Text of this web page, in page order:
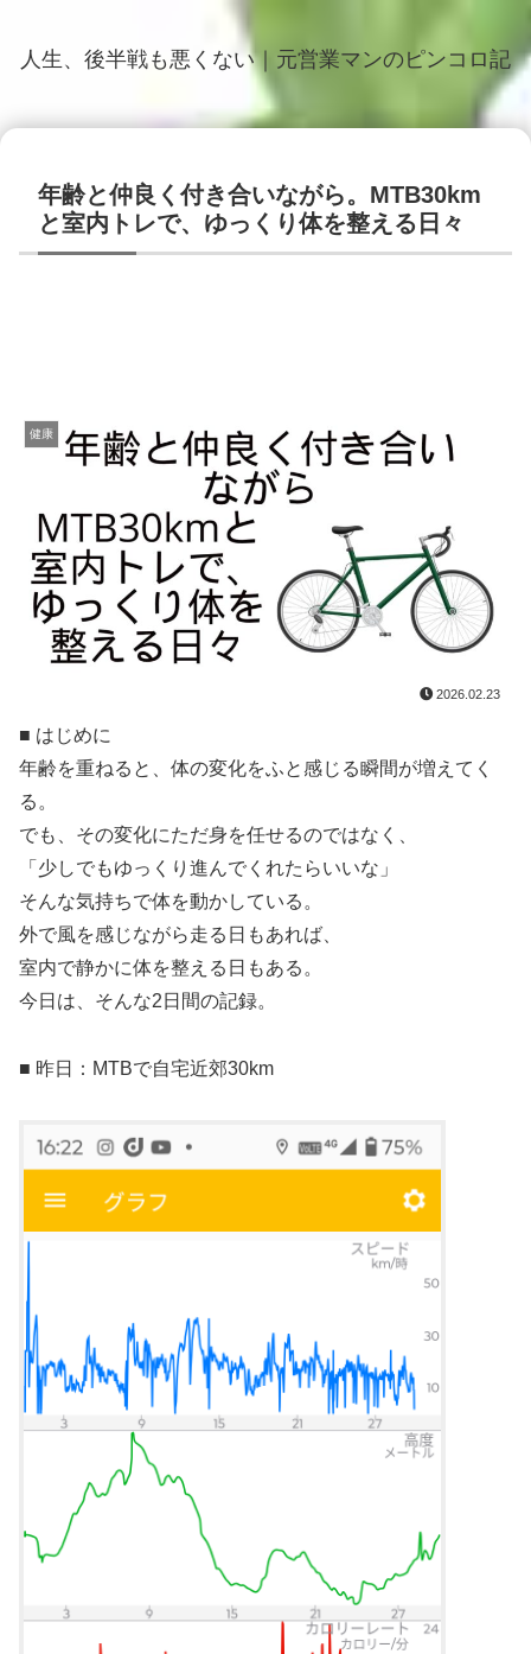
人生、後半戦も悪くない｜元営業マンのピンコロ記
年齢と仲良く付き合いながら。MTB30km
と室内トレで、ゆっくり体を整える日々
健康
2026.02.23
■ はじめに
年齢を重ねると、体の変化をふと感じる瞬間が増えてく
る。
でも、その変化にただ身を任せるのではなく、
「少しでもゆっくり進んでくれたらいいな」
そんな気持ちで体を動かしている。
外で風を感じながら走る日もあれば、
室内で静かに体を整える日もある。
今日は、そんな2日間の記録。
■ 昨日：MTBで自宅近郊30km